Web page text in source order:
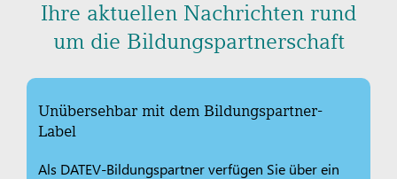
Ihre aktuellen Nachrichten rund
um die Bildungspartnerschaft
Unübersehbar mit dem Bildungspartner-
Label
Als DATEV-Bildungspartner verfügen Sie über ein